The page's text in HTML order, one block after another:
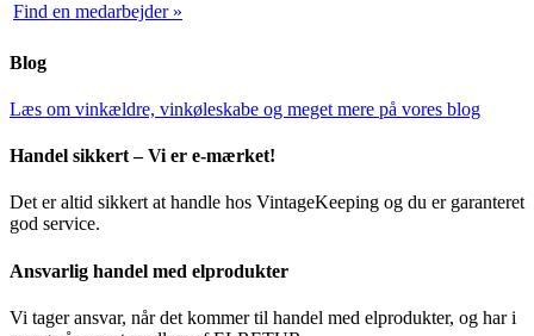
Find en medarbejder »
Blog
Læs om vinkældre, vinkøleskabe og meget mere på vores blog
Handel sikkert – Vi er e-mærket!
Det er altid sikkert at handle hos VintageKeeping og du er garanteret
god service.
Ansvarlig handel med elprodukter
Vi tager ansvar, når det kommer til handel med elprodukter, og har i